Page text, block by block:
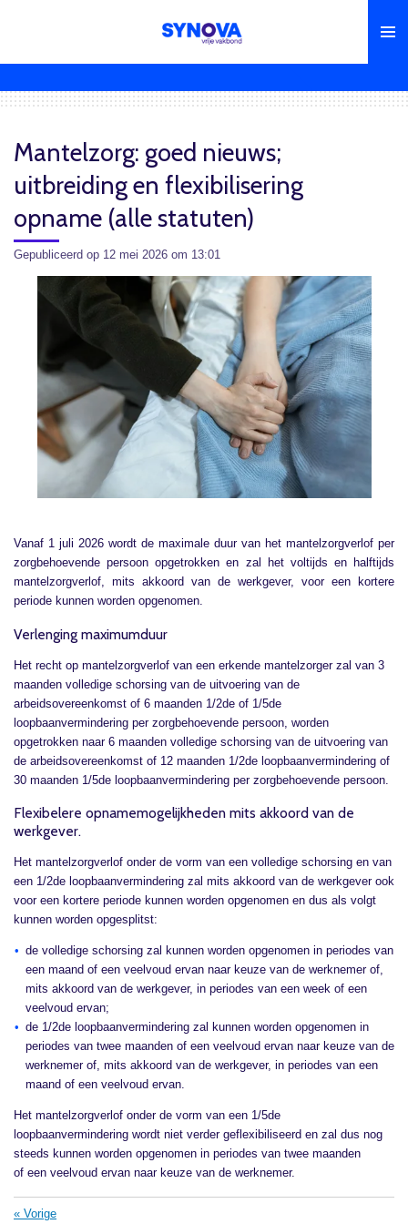
hoofdinhoud
Mantelzorg: goed nieuws;
uitbreiding en flexibilisering
opname (alle statuten)
Gepubliceerd op 12 mei 2026 om 13:01
Vanaf 1 juli 2026 wordt de maximale duur van het mantelzorgverlof per
zorgbehoevende persoon opgetrokken en zal het voltijds en halftijds
mantelzorgverlof, mits akkoord van de werkgever, voor een kortere
periode kunnen worden opgenomen.
Verlenging maximumduur
Het recht op mantelzorgverlof van een erkende mantelzorger zal van 3
maanden volledige schorsing van de uitvoering van de
arbeidsovereenkomst of 6 maanden 1/2de of 1/5de
loopbaanvermindering per zorgbehoevende persoon, worden
opgetrokken naar 6 maanden volledige schorsing van de uitvoering van
de arbeidsovereenkomst of 12 maanden 1/2de loopbaanvermindering of
30 maanden 1/5de loopbaanvermindering per zorgbehoevende persoon.
Flexibelere opnamemogelijkheden mits akkoord van de
werkgever.
Het mantelzorgverlof onder de vorm van een volledige schorsing en van
een 1/2de loopbaanvermindering zal mits akkoord van de werkgever ook
voor een kortere periode kunnen worden opgenomen en dus als volgt
kunnen worden opgesplitst:
de volledige schorsing zal kunnen worden opgenomen in periodes van
een maand of een veelvoud ervan naar keuze van de werknemer of,
mits akkoord van de werkgever, in periodes van een week of een
veelvoud ervan;
de 1/2de loopbaanvermindering zal kunnen worden opgenomen in
periodes van twee maanden of een veelvoud ervan naar keuze van de
werknemer of, mits akkoord van de werkgever, in periodes van een
maand of een veelvoud ervan.
Het mantelzorgverlof onder de vorm van een 1/5de
loopbaanvermindering wordt niet verder geflexibiliseerd en zal dus nog
steeds kunnen worden opgenomen in periodes van twee maanden
of een veelvoud ervan naar keuze van de werknemer.
« Vorige